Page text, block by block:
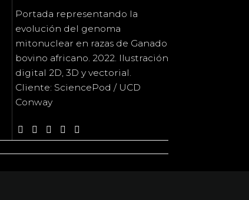
Portada representando la
evolución del genoma
mitonuclear en razas de Ganado
bovino africano. 2022. Ilustración
digital 2D, 3D y vectorial.
Cliente: SciencePod / UCD
Conway